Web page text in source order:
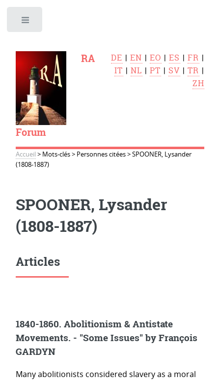
RA
Forum
DE |EN |EO |ES |FR |
IT |NL |PT | SV |TR |
ZH
Accueil > Mots-clés> Personnes citées>SPOONER, Lysander
(1808-1887)
SPOONER, Lysander
(1808-1887)
Articles
1840-1860. Abolitionism & Antistate
Movements. - "Some Issues" by François
GARDYN
Many abolitionists considered slavery as a moral